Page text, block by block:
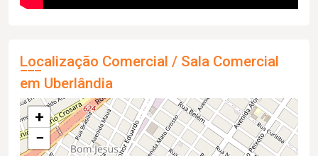
Localização Comercial / Sala Comercial
em Uberlândia
+
−